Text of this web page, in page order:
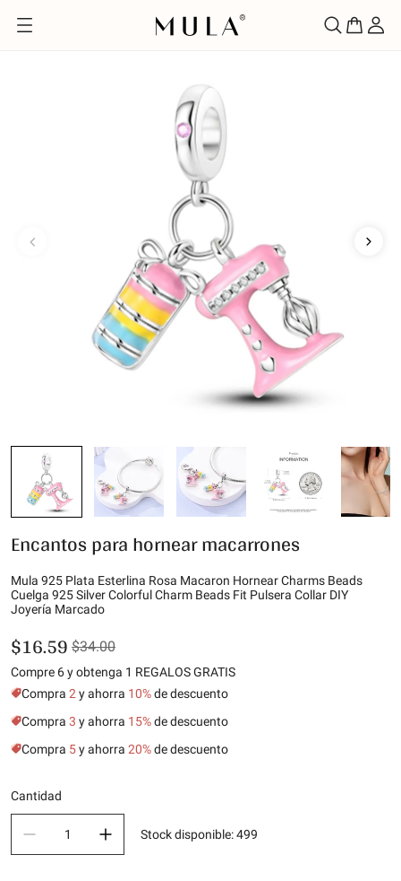
Encantos para hornear macarrones
Mula 925 Plata Esterlina Rosa Macaron Hornear Charms Beads
Cuelga 925 Silver Colorful Charm Beads Fit Pulsera Collar DIY
Joyería Marcado
$16.59 $34.00
Compre 6 y obtenga 1 REGALOS GRATIS
Compra 2 y ahorra 10%de descuento
Compra 3 y ahorra 15%de descuento
Compra 5y ahorra 20%de descuento
Cantidad
Stock disponible:499